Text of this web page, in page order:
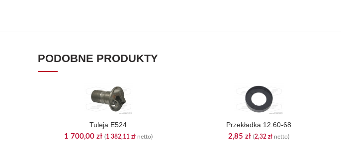
PODOBNE PRODUKTY
Tuleja E524
1 700,00 zł (1 382,11 złnetto)
Przekładka 12.60-68
2,85 zł (2,32 zł netto)